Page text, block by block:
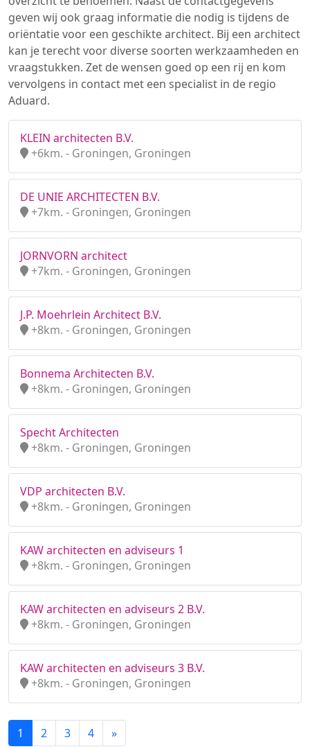
geven wij ook graag informatie die nodig is tijdens de
oriëntatie voor een geschikte architect. Bij een architect
kan je terecht voor diverse soorten werkzaamheden en
vraagstukken. Zet de wensen goed op een rij en kom
vervolgens in contact met een specialist in de regio
Aduard.
KLEIN architecten B.V.
+6km. - Groningen, Groningen
DE UNIE ARCHITECTEN B.V.
+7km. - Groningen, Groningen
JORNVORN architect
+7km. - Groningen, Groningen
J.P. Moehrlein Architect B.V.
+8km. - Groningen, Groningen
Bonnema Architecten B.V.
+8km. - Groningen, Groningen
Specht Architecten
+8km. - Groningen, Groningen
VDP architecten B.V.
+8km. - Groningen, Groningen
KAW architecten en adviseurs 1
+8km. - Groningen, Groningen
KAW architecten en adviseurs 2 B.V.
+8km. - Groningen, Groningen
KAW architecten en adviseurs 3 B.V.
+8km. - Groningen, Groningen
1 2 3 4 »